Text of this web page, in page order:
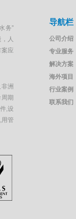
务”
人
应
洲
期
,设
管
导航栏
公司介绍
专业服务
解决方案
海外项目
行业案例
联系我们